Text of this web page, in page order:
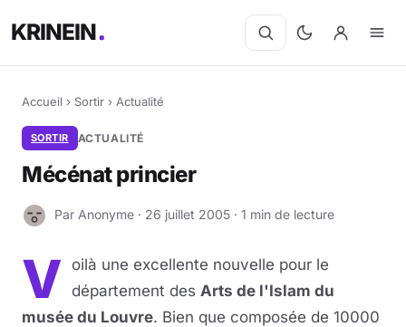
KRINEIN
Accueil › Sortir › Actualité
SORTIR ACTUALITÉ
Mécénat princier
A Par Anonyme · 26 juillet 2005 · 1 min de lecture
V
oilà une excellente nouvelle pour le
département des Arts de l'Islam du
musée du Louvre. Bien que composée de 10000